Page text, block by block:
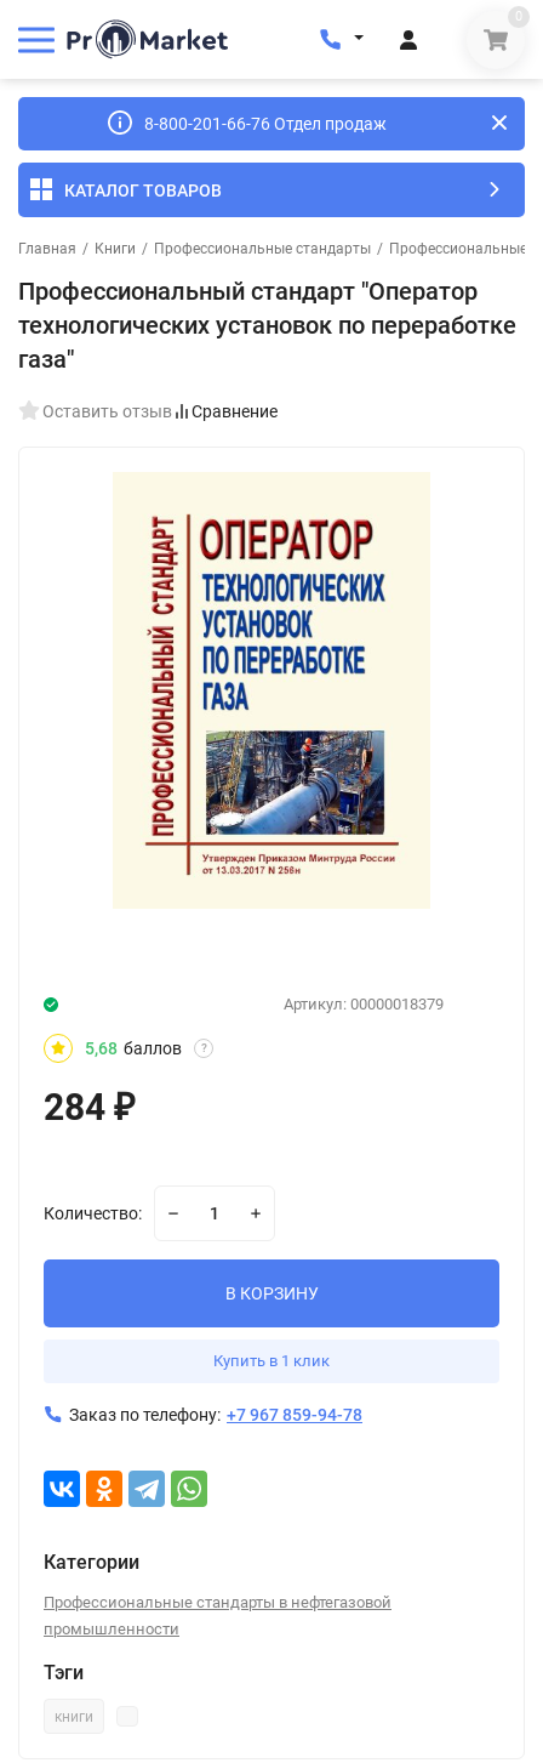
0
8-800-201-66-76 Отдел продаж
КАТАЛОГ ТОВАРОВ
Главная / Книги / Профессиональные стандарты / Профессиональные
Профессиональный стандарт "Оператор
технологических установок по переработке
газа"
Оставить отзыв Сравнение
Артикул: 00000018379
5,68 баллов ?
284 ₽
Количество:
В КОРЗИНУ
Купить в 1 клик
Заказ по телефону: +7 967 859-94-78
Категории
Профессиональные стандарты в нефтегазовой
промышленности
Тэги
книги